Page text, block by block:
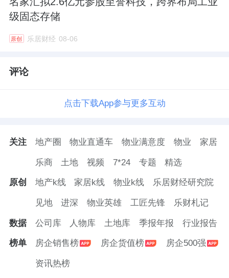
级固态存储
原创 乐居财经 08-06
评论
点击下载App参与更多互动
关注 地产圈 物业直通车 物业满意度 物业 家居
乐商 土地 视频 7*24 专题 精选
原创 地产k线 家居k线 物业k线 乐居财经研究院
见地 进深 物业英雄 工匠先锋 乐财札记
数据 公司库 人物库 土地库 季报年报 行业报告
榜单 房企销售榜 房企货值榜 房企500强
资讯热榜